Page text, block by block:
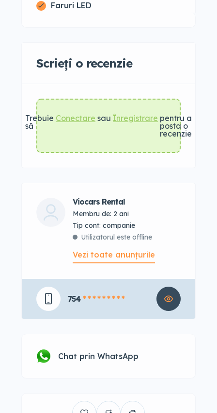
Faruri LED
Scrieți o recenzie
Trebuie
să
Conectare sau Înregistrare pentru a
posta o
recenzie
Viocars Rental
Membru de: 2 ani
tip cont: companie
Utilizatorul este offline
Vezi toate anunțurile
754 * * * * * * * * *
Chat prin WhatsApp